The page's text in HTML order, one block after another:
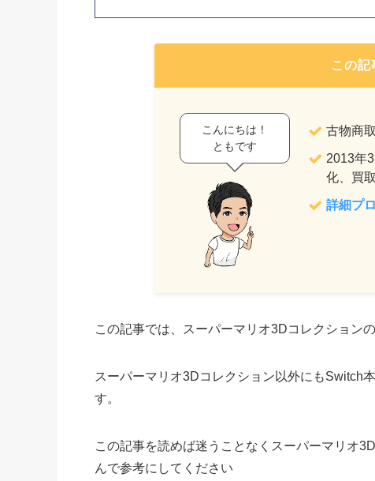
この記
古物商
2013年
化、買
詳細プ
こんにちは！
ともです
この記事では、スーパーマリオ3Dコレクション
スーパーマリオ3Dコレクション以外にもSwitch
す。
この記事を読めば迷うことなくスーパーマリオ
んで参考にしてください